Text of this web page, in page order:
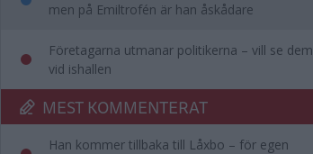
men på Emiltrofén är han åskådare
Företagarna utmanar politikerna – vill se dem
vid ishallen
MEST KOMMENTERAT
Han kommer tillbaka till Låxbo – för egen